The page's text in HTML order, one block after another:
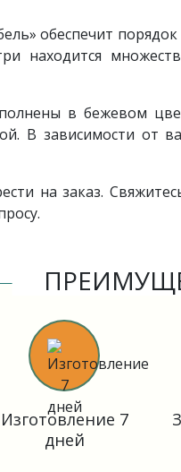
обеспечит
находится
в бежевом
В зависимости от
на заказ.
Изготовление 7
дней